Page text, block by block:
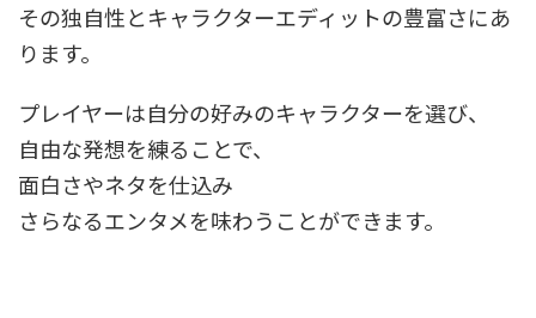
その独自性とキャラクターエディットの豊富さにあ
ります。
プレイヤーは自分の好みのキャラクターを選び、
自由な発想を練ることで、
面白さやネタを仕込み
さらなるエンタメを味わうことができます。